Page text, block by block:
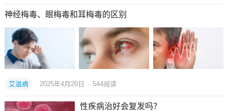
神经梅毒、眼梅毒和耳梅毒的区别
艾滋病 2025年4月20日 · 544阅读
性疾病治好会复发吗？